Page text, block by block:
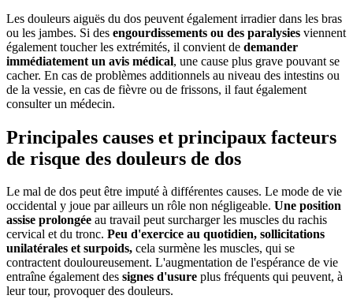
Les douleurs aiguës du dos peuvent également irradier dans les bras
ou les jambes. Si des engourdissements ou des paralysies viennent
également toucher les extrémités, il convient de demander
immédiatement un avis médical, une cause plus grave pouvant se
cacher. En cas de problèmes additionnels au niveau des intestins ou
de la vessie, en cas de fièvre ou de frissons, il faut également
consulter un médecin.
Principales causes et principaux facteurs
de risque des douleurs de dos
Le mal de dos peut être imputé à différentes causes. Le mode de vie
occidental y joue par ailleurs un rôle non négligeable. Une position
assise prolongée au travail peut surcharger les muscles du rachis
cervical et du tronc. Peu d'exercice au quotidien, sollicitations
unilatérales et surpoids, cela surmène les muscles, qui se
contractent douloureusement. L'augmentation de l'espérance de vie
entraîne également des signes d'usure plus fréquents qui peuvent, à
leur tour, provoquer des douleurs.